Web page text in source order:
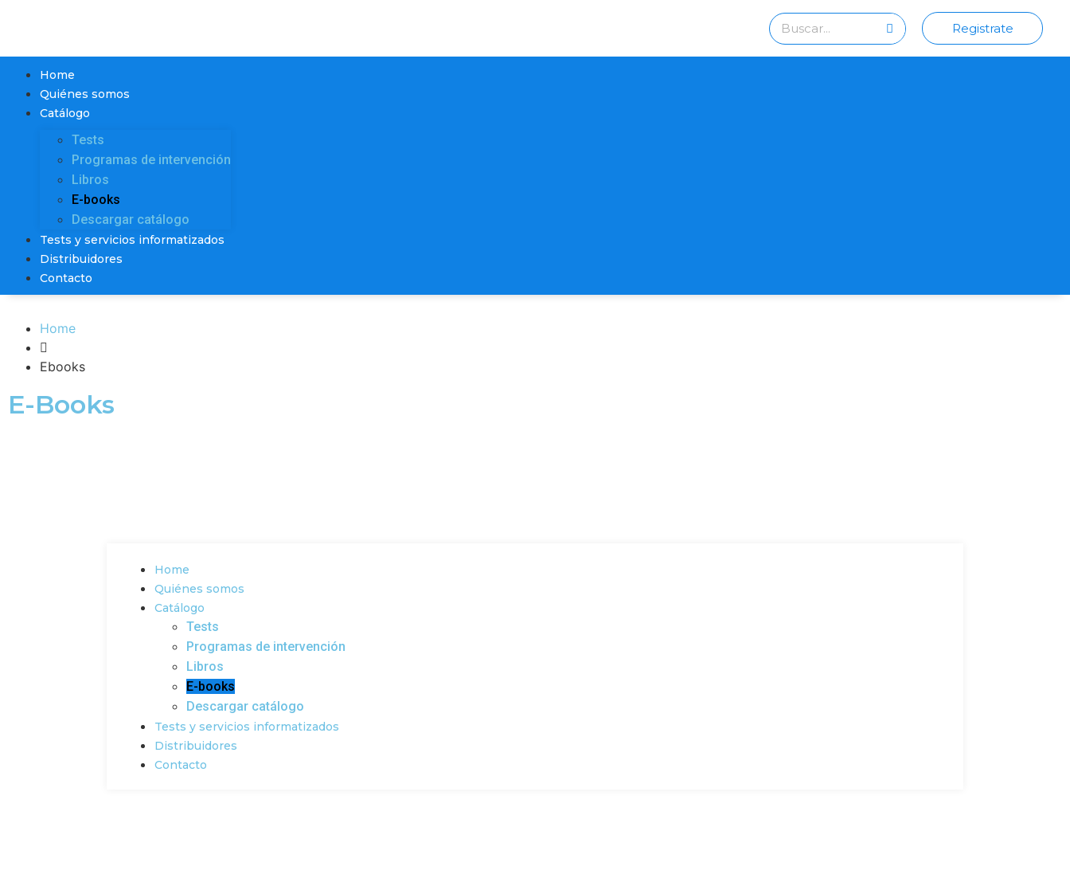
Registrate
Home
Quiénes somos
Catálogo
Tests
Programas de intervención
Libros
E-books
Descargar catálogo
Tests y servicios informatizados
Distribuidores
Contacto
Home
Quiénes somos
Catálogo
Tests
Programas de intervención
Libros
E-books
Descargar catálogo
Tests y servicios informatizados
Distribuidores
Contacto
Home
Ebooks
E-Books